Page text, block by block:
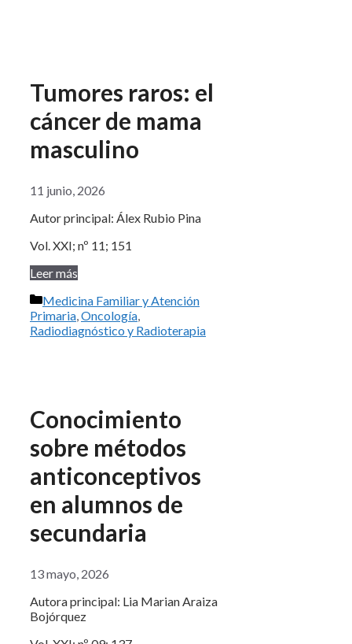
Tumores raros: el
cáncer de mama
masculino
11 junio, 2026
Autor principal: Álex Rubio Pina
Vol. XXI; nº 11; 151
Leer más
Categorías
Medicina Familiar y Atención
Primaria,Oncología,
Radiodiagnóstico y Radioterapia
Conocimiento
sobre métodos
anticonceptivos
en alumnos de
secundaria
13 mayo, 2026
Autora principal: Lia Marian Araiza
Bojórquez